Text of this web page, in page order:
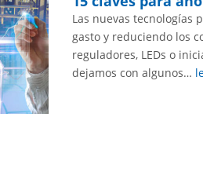
Las nuevas tecnologías
gasto y reduciendo los
reguladores, LEDs o
dejamos con algunos…